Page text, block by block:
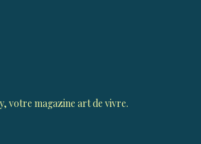
votre magazine art de vivre.